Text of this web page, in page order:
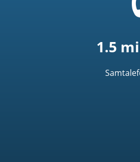
1.5